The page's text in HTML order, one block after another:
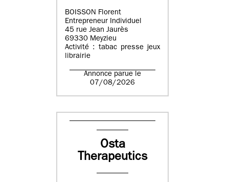
BOISSON Florent
Entrepreneur Individuel
45 rue Jean Jaurès
69330 Meyzieu
Activité : tabac presse jeux
librairie
Annonce parue le
07/08/2026
Osta
Therapeutics